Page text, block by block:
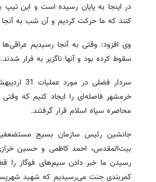
در اینجا به پایان رسیده است و این
کنند که ما حرکت کردیم و آن شب به
وی افزود: وقتی به آنجا رسیدیم
سقوط کرده بود و آنها ناگزیر به فرار شدند.
محاصره سپاه اسلام قرار گرفتند.
جانشین رئیس سازمان بسیج
بیت‌المقدس، احمد کاظمی و حسین
رسیدن ما خبر دادن سیم‌های فوگاز را
کمربندی جنت می‌رسیدیم که شهید